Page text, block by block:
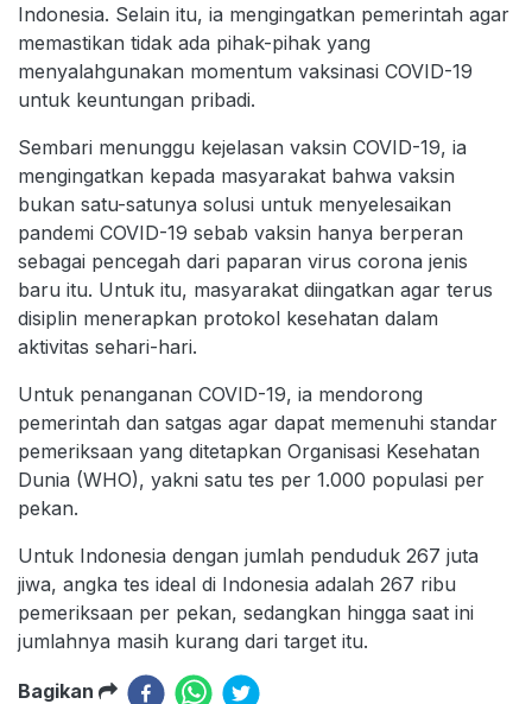
Indonesia. Selain itu, ia mengingatkan pemerintah agar
memastikan tidak ada pihak-pihak yang
menyalahgunakan momentum vaksinasi COVID-19
untuk keuntungan pribadi.
Sembari menunggu kejelasan vaksin COVID-19, ia
mengingatkan kepada masyarakat bahwa vaksin
bukan satu-satunya solusi untuk menyelesaikan
pandemi COVID-19 sebab vaksin hanya berperan
sebagai pencegah dari paparan virus corona jenis
baru itu. Untuk itu, masyarakat diingatkan agar terus
disiplin menerapkan protokol kesehatan dalam
aktivitas sehari-hari.
Untuk penanganan COVID-19, ia mendorong
pemerintah dan satgas agar dapat memenuhi standar
pemeriksaan yang ditetapkan Organisasi Kesehatan
Dunia (WHO), yakni satu tes per 1.000 populasi per
pekan.
Untuk Indonesia dengan jumlah penduduk 267 juta
jiwa, angka tes ideal di Indonesia adalah 267 ribu
pemeriksaan per pekan, sedangkan hingga saat ini
jumlahnya masih kurang dari target itu.
Bagikan